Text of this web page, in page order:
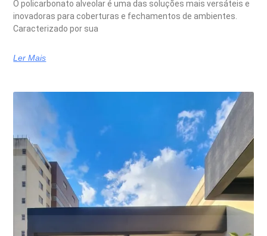
O policarbonato alveolar é uma das soluções mais versáteis e
inovadoras para coberturas e fechamentos de ambientes.
Caracterizado por sua
Ler Mais